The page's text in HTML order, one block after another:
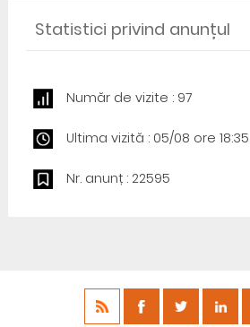
Statistici privind anunțul
Număr de vizite : 97
Ultima vizită : 05/08 ore 18:35
Nr. anunț : 22595